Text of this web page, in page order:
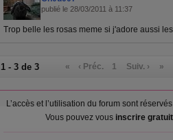
publié le 28/03/2011 à 11:37
Trop belle les rosas meme si j'adore aussi
1 - 3 de 3 « ‹ Préc. 1 Suiv. › »
L’accès et l’utilisation du forum sont
Vous pouvez vous inscrire